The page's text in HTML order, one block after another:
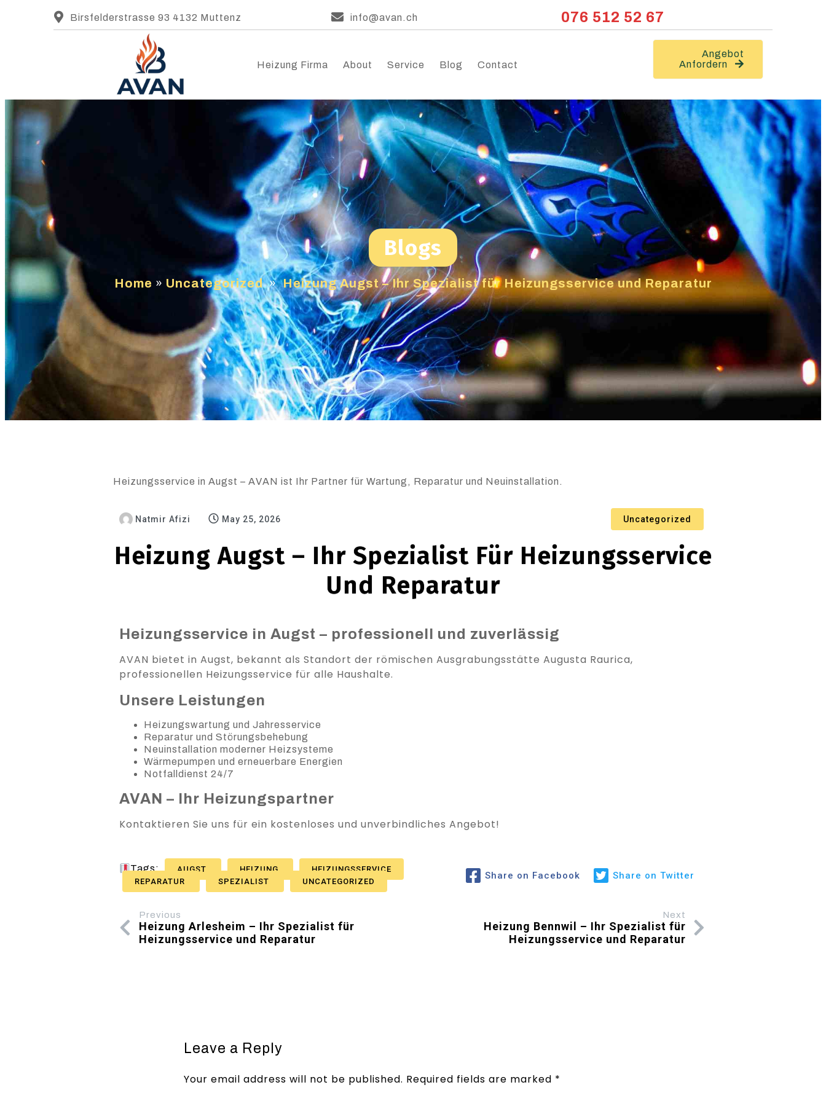
Birsfelderstrasse 93 4132 Muttenz info@avan.ch 076 512 52 67
Heizung Firma About Service Blog Contact
Angebot
Anfordern
Blogs
Home » Uncategorized » Heizung Augst – Ihr Spezialist für Heizungsservice und Reparatur
Heizungsservice in Augst – AVAN ist Ihr Partner für Wartung, Reparatur und Neuinstallation.
Natmir Afizi May 25, 2026 Uncategorized
Heizung Augst – Ihr Spezialist Für Heizungsservice
Und Reparatur
Heizungsservice in Augst – professionell und zuverlässig
AVAN bietet in Augst, bekannt als Standort der römischen Ausgrabungsstätte Augusta Raurica,
professionellen Heizungsservice für alle Haushalte.
Unsere Leistungen
Heizungswartung und Jahresservice
Reparatur und Störungsbehebung
Neuinstallation moderner Heizsysteme
Wärmepumpen und erneuerbare Energien
Notfalldienst 24/7
AVAN – Ihr Heizungspartner
Kontaktieren Sie uns für ein kostenloses und unverbindliches Angebot!
Tags: AUGST HEIZUNG
HEIZUNGSSERVICE
REPARATUR
SPEZIALIST UNCATEGORIZED
Share on Facebook Share on Twitter
Previous
Heizung Arlesheim – Ihr Spezialist für
Heizungsservice und Reparatur
Next
Heizung Bennwil – Ihr Spezialist für
Heizungsservice und Reparatur
Leave a Reply
Your email address will not be published. Required fields are marked *